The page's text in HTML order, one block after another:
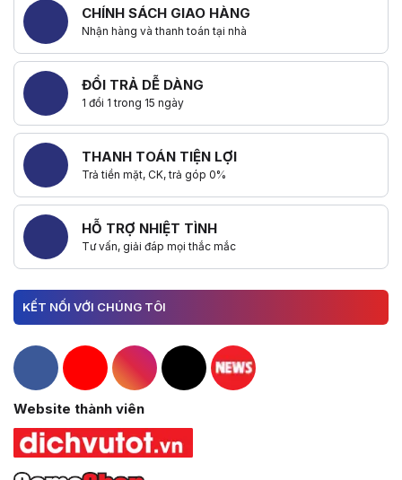
CHÍNH SÁCH GIAO HÀNG
Nhận hàng và thanh toán tại nhà
ĐỔI TRẢ DỄ DÀNG
1 đổi 1 trong 15 ngày
THANH TOÁN TIỆN LỢI
Trả tiền mặt, CK, trả góp 0%
HỖ TRỢ NHIỆT TÌNH
Tư vấn, giải đáp mọi thắc mắc
KẾT NỐI VỚI CHÚNG TÔI
Hacom Facebook
Hacom YouTube
Hacom Instagram
Hacom TikTok
Website thành viên